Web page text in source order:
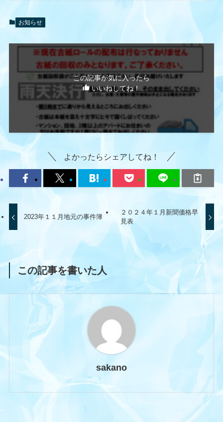
お知らせ
この記事が気に入ったら
いいねしてね！
よかったらシェアしてね！
2023年１１月地元の事件簿
２０２４年１月新聞価格早
見表
この記事を書いた人
sakano